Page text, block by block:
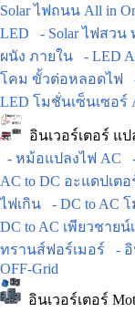
Solar ไฟถนน All in
LED
- Solar ไฟสวน
ผนัง ภายใน
- LED
โคม ขั้วต่อหลอดไฟ
LED โมชั่นเซ็นเซอร์
อินเวอร์เตอร์ แป
- หม้อแปลงไฟ AC
AC to DC อะแดปเตอ
ไฟเกิน
- DC to AC
DC to AC เพียวชายน์
ทรานส์ฟอร์เมอร์
- อิ
OFF-Grid
อินเวอร์เตอร์